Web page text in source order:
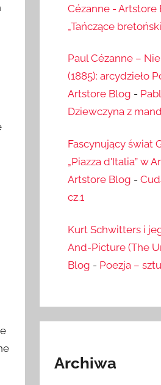
Cézanne - Artstore
„Tańczące
Paul Cézanne –
(1885): arcydzieło
Artstore Blog -
Dziewczyna z
Fascynujący świat
„Piazza d'Italia” w
Artstore Blog -
cz.1
Kurt Schwitters i
And-Picture (The
Blog - Poezja –
Archiwa